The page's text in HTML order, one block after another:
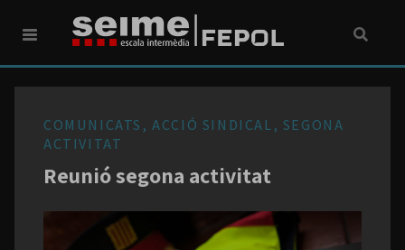
COMUNICATS, ACCIÓ SINDICAL, SEGONA
ACTIVITAT
Reunió segona activitat